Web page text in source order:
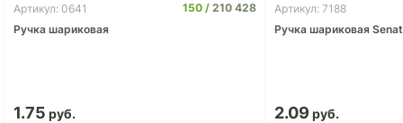
Артикул: 0641 150
210 428
Ручка шариковая
1.75
Артикул: 7188
Ручка шариковая
2.09